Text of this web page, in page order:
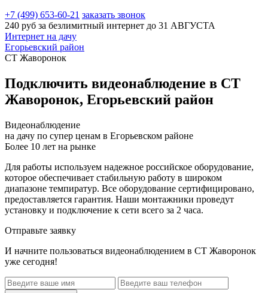
+7 (499) 653-60-21 заказать звонок
240 руб за безлимитный интернет до 31 АВГУСТА
Интернет на дачу
Егорьевский район
СТ Жаворонок
Подключить видеонаблюдение в СТ
Жаворонок, Егорьевский район
Видеонаблюдение
на дачу по супер ценам в Егорьевском районе
Более 10 лет на рынке
Для работы используем надежное российское оборудование,
которое обеспечивает стабильную работу в широком
диапазоне темпиратур. Все оборудование сертифицировано,
предоставляется гарантия. Наши монтажники проведут
установку и подключение к сети всего за 2 часа.
Отправьте заявку
И начните пользоваться видеонаблюдением в СТ Жаворонок
уже сегодня!